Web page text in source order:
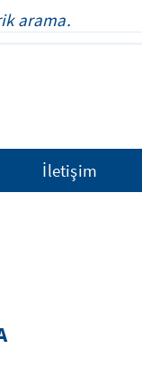
İletişim